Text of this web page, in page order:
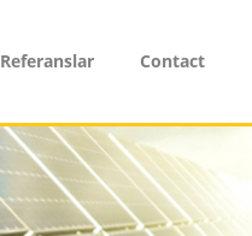
Referanslar Contact